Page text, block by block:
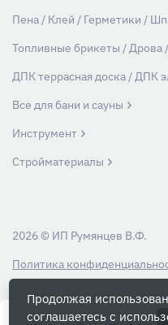
Пена / Клей / Герметики /
Топливные брикеты / Дрова
ДПК террасная доска / ДПК
Все для бани и сауны
Инструмент
Стройматериалы
Вся информация на данном
Политика
2026 © ИП Румянцев В.Ф.
Продолжая
соглашаетесь с